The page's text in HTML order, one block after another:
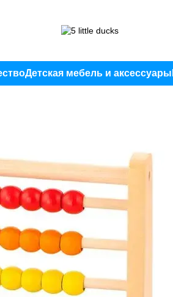
Детская мебель и аксессуары